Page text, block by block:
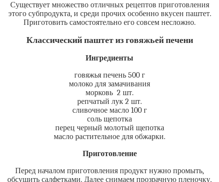
Существует множество отличных рецептов приготовления
этого субпродукта, и среди прочих особенно вкусен паштет.
Приготовить самостоятельно его совсем несложно.
Классический паштет из говяжьей печени
Ингредиенты
говяжья печень 500 г
молоко для замачивания
морковь 2 шт.
репчатый лук 2 шт.
сливочное масло 100 г
соль щепотка
перец черный молотый щепотка
масло растительное для обжарки.
Приготовление
Перед началом приготовления продукт нужно промыть,
обсушить салфетками. Далее снимаем прозрачную пленочку,